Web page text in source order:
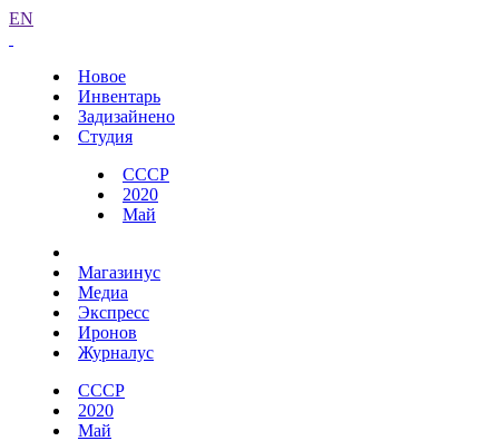
EN
Новое
Инвентарь
Задизайнено
Студия
СССР
2020
Май
Магазинус
Медиа
Экспресс
Иронов
Журналус
СССР
2020
Май